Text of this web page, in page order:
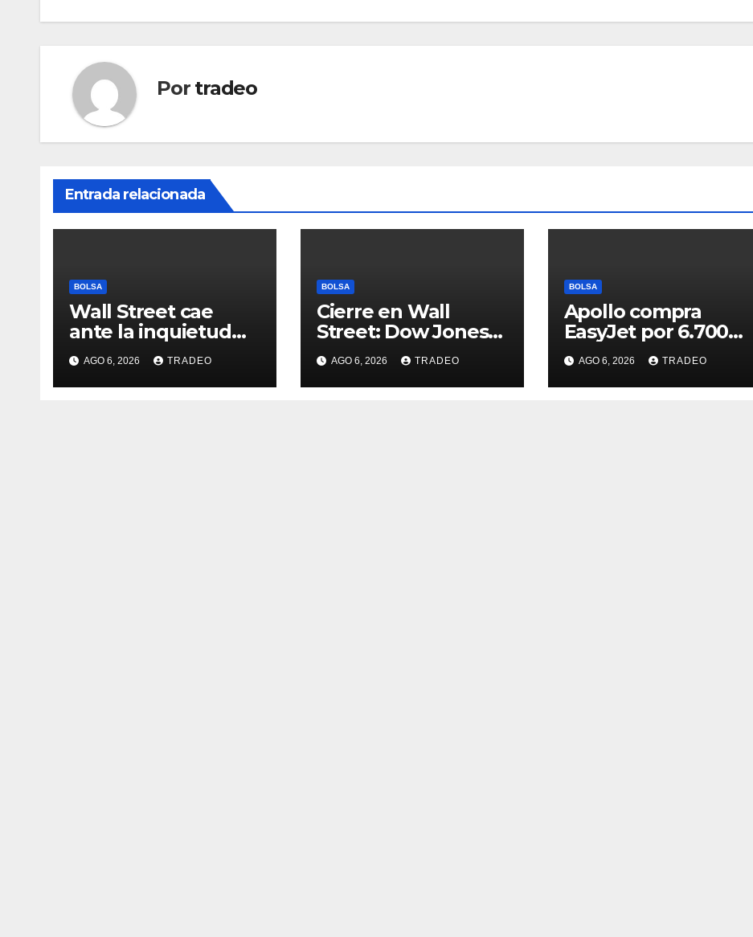
Por tradeo
Entrada relacionada
BOLSA
Wall Street cae
ante la inquietud
por la situación en
Ormuz
AGO 6, 2026 TRADEO
BOLSA
Cierre en Wall
Street: Dow Jones
(-0,85%). S&P 500
(-0,18%) y Nasdaq
(-0,06%)
AGO 6, 2026 TRADEO
BOLSA
Apollo compra
EasyJet por 6.700
millones de euros
AGO 6, 2026 TRADEO